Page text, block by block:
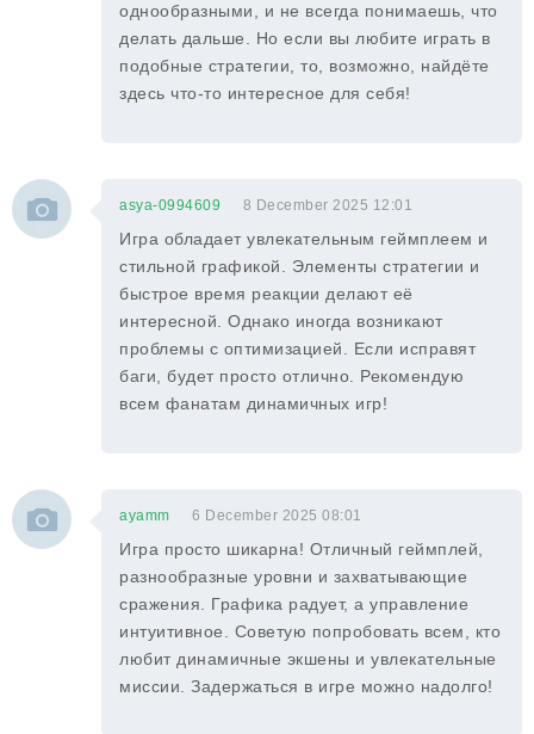
однообразными, и не всегда понимаешь, что
делать дальше. Но если вы любите играть в
подобные стратегии, то, возможно, найдёте
здесь что-то интересное для себя!
asya-0994609 8 December 2025 12:01
Игра обладает увлекательным геймплеем и
стильной графикой. Элементы стратегии и
быстрое время реакции делают её
интересной. Однако иногда возникают
проблемы с оптимизацией. Если исправят
баги, будет просто отлично. Рекомендую
всем фанатам динамичных игр!
ayamm 6 December 2025 08:01
Игра просто шикарна! Отличный геймплей,
разнообразные уровни и захватывающие
сражения. Графика радует, а управление
интуитивное. Советую попробовать всем, кто
любит динамичные экшены и увлекательные
миссии. Задержаться в игре можно надолго!